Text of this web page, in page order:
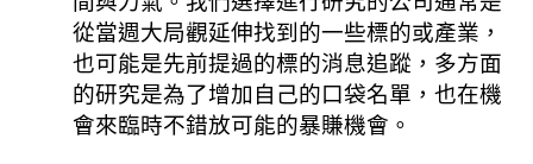
從當週大局觀延伸找到的一些標的或產業，
也可能是先前提過的標的消息追蹤，多方面
的研究是為了增加自己的口袋名單，也在機
會來臨時不錯放可能的暴賺機會。